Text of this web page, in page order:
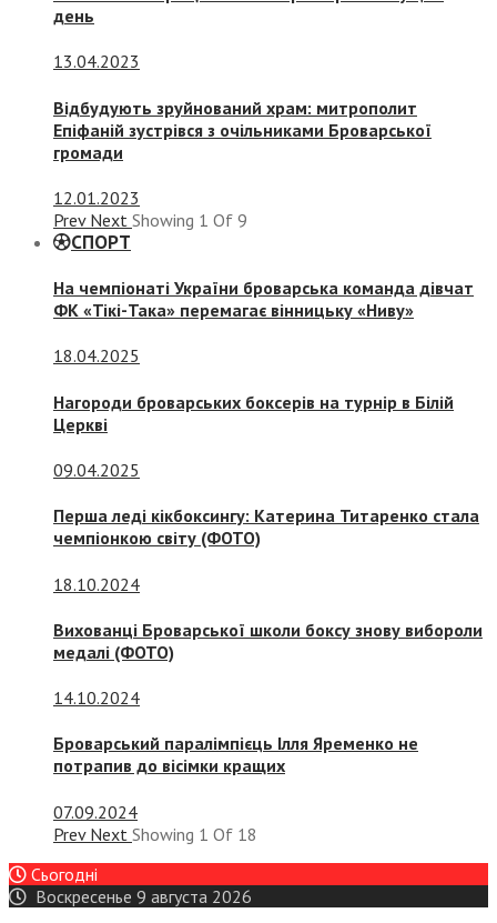
день
13.04.2023
Відбудують зруйнований храм: митрополит
Епіфаній зустрівся з очільниками Броварської
громади
12.01.2023
Prev Next Showing 1 Of 9
СПОРТ
На чемпіонаті України броварська команда дівчат
ФК «Тікі-Така» перемагає вінницьку «Ниву»
18.04.2025
Нагороди броварських боксерів на турнір в Білій
Церкві
09.04.2025
Перша леді кікбоксингу: Катерина Титаренко стала
чемпіонкою світу (ФОТО)
18.10.2024
Вихованці Броварської школи боксу знову вибороли
медалі (ФОТО)
14.10.2024
Броварський паралімпієць Ілля Яременко не
потрапив до вісімки кращих
07.09.2024
Prev Next Showing 1 Of 18
Сьогодні
Воскресенье 9 августа 2026